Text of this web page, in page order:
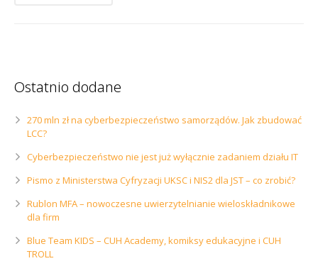
Ostatnio dodane
270 mln zł na cyberbezpieczeństwo samorządów. Jak zbudować
LCC?
Cyberbezpieczeństwo nie jest już wyłącznie zadaniem działu IT
Pismo z Ministerstwa Cyfryzacji UKSC i NIS2 dla JST – co zrobić?
Rublon MFA – nowoczesne uwierzytelnianie wieloskładnikowe
dla firm
Blue Team KIDS – CUH Academy, komiksy edukacyjne i CUH
TROLL